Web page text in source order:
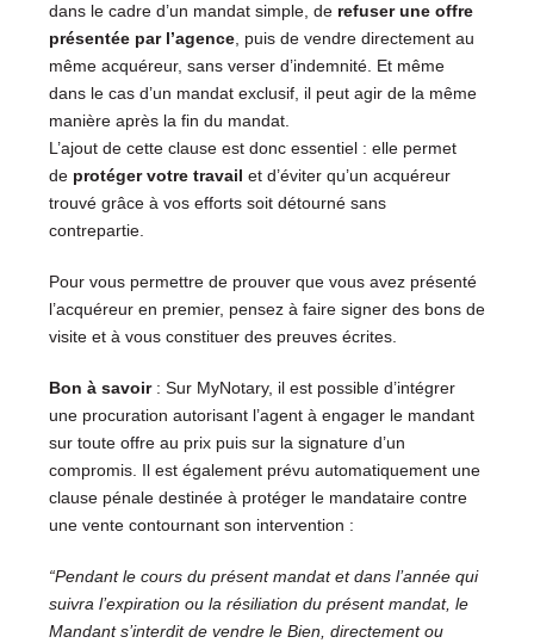
dans le cadre d’un mandat simple, de refuser une offre
présentée par l’agence, puis de vendre directement au
même acquéreur, sans verser d’indemnité. Et même
dans le cas d’un mandat exclusif, il peut agir de la même
manière après la fin du mandat.
L’ajout de cette clause est donc essentiel : elle permet
de protéger votre travail et d’éviter qu’un acquéreur
trouvé grâce à vos efforts soit détourné sans
contrepartie.
Pour vous permettre de prouver que vous avez présenté
l’acquéreur en premier, pensez à faire signer des bons de
visite et à vous constituer des preuves écrites.
Bon à savoir: Sur MyNotary, il est possible d’intégrer
une procuration autorisant l’agent à engager le mandant
sur toute offre au prix puis sur la signature d’un
compromis. Il est également prévu automatiquement une
clause pénale destinée à protéger le mandataire contre
une vente contournant son intervention :
“Pendant le cours du présent mandat et dans l’année qui
suivra l’expiration ou la résiliation du présent mandat, le
Mandant s’interdit de vendre le Bien, directement ou